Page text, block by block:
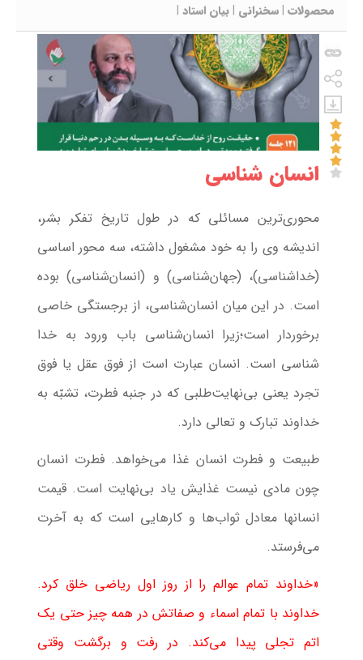
محصولات | سخنرانی | بیان استاد |
انسان شناسی
محوری‌ترین مسائلی که در طول تاریخ تفکر بشر،
اندیشه وی را به خود مشغول داشته، سه محور اساسی
(خداشناسی)، (جهان‌شناسی) و (انسان‌شناسی) بوده
است. در این میان انسان‌شناسی، از برجستگی خاصی
برخوردار است؛زیرا انسان‌شناسی باب ورود به خدا
شناسی است. انسان عبارت است از فوق عقل یا فوق
تجرد یعنی بی‌نهایت‌طلبی که در جنبه فطرت، تشبّه به
خداوند تبارک و تعالی دارد.
طبیعت و فطرت انسان غذا می‌خواهد. فطرت انسان
چون مادی نیست غذایش یاد بی‌نهایت است. قیمت
انسانها معادل ثواب‌ها و کارهایی است که به آخرت
می‌فرستد.
«خداوند تمام عوالم را از روز اول ریاضی خلق کرد.
خداوند با تمام اسماء و صفاتش در همه چیز حتی یک
اتم تجلی پیدا می‌کند. در رفت و برگشت وقتی